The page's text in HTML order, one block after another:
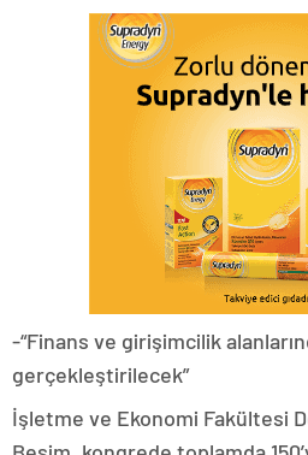
-“Finans ve girişimcilik
gerçekleştirilecek”
İşletme ve Ekonomi Fakültesi